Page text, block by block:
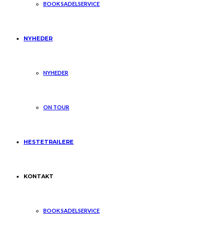
BOOK SADELSERVICE
NYHEDER
NYHEDER
ON TOUR
HESTETRAILERE
KONTAKT
BOOK SADELSERVICE